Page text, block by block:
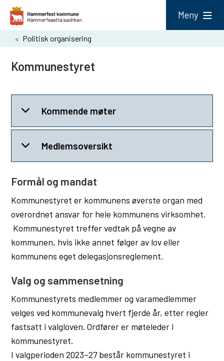
H
a
m
m
r
e
o
m
m
n
Meny
Du
her:
Politisk organisering
Kommunestyret
Kommende møter
Medlemsoversikt
Formål og mandat
Kommunestyret er kommunens øverste organ med
overordnet ansvar for hele kommunens virksomhet.
Kommunestyret treffer vedtak på vegne av
kommunen, hvis ikke annet følger av lov eller
kommunens eget delegasjonsreglement.
Valg og sammensetning
Kommunestyrets medlemmer og varamedlemmer
velges ved kommunevalg hvert fjerde år, etter regler
fastsatt i valgloven. Ordfører er møteleder i
kommunestyret.
I valgperioden 2023–27 består kommunestyret i